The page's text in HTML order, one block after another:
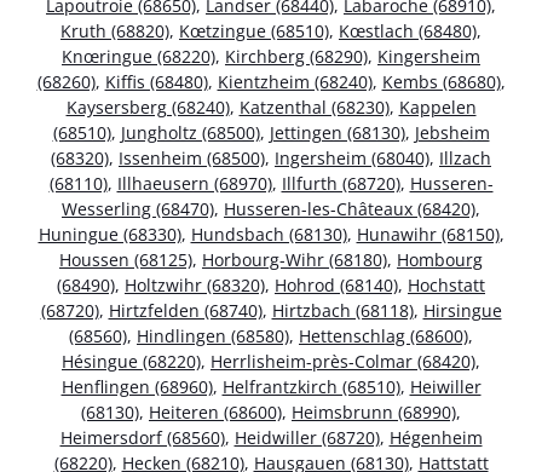
Lapoutroie (68650), Landser (68440), Labaroche (68910),
Kruth (68820), Kœtzingue (68510), Kœstlach (68480),
Knœringue (68220), Kirchberg (68290), Kingersheim
(68260), Kiffis (68480), Kientzheim (68240), Kembs (68680),
Kaysersberg (68240), Katzenthal (68230), Kappelen
(68510), Jungholtz (68500), Jettingen (68130), Jebsheim
(68320), Issenheim (68500), Ingersheim (68040), Illzach
(68110), Illhaeusern (68970), Illfurth (68720), Husseren-
Wesserling (68470), Husseren-les-Châteaux (68420),
Huningue (68330), Hundsbach (68130), Hunawihr (68150),
Houssen (68125), Horbourg-Wihr (68180), Hombourg
(68490), Holtzwihr (68320), Hohrod (68140), Hochstatt
(68720), Hirtzfelden (68740), Hirtzbach (68118), Hirsingue
(68560), Hindlingen (68580), Hettenschlag (68600),
Hésingue (68220), Herrlisheim-près-Colmar (68420),
Henflingen (68960), Helfrantzkirch (68510), Heiwiller
(68130), Heiteren (68600), Heimsbrunn (68990),
Heimersdorf (68560), Heidwiller (68720), Hégenheim
(68220), Hecken (68210), Hausgauen (68130), Hattstatt